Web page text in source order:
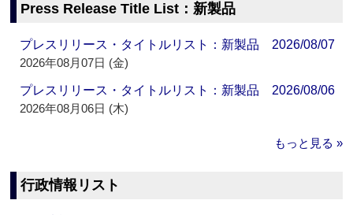
Press Release Title List：新製品
プレスリリース・タイトルリスト：新製品 2026/08/07
2026年08月07日 (金)
プレスリリース・タイトルリスト：新製品 2026/08/06
2026年08月06日 (木)
もっと見る »
行政情報リスト